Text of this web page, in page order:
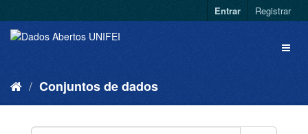
Entrar Registrar
Conjuntos de dados